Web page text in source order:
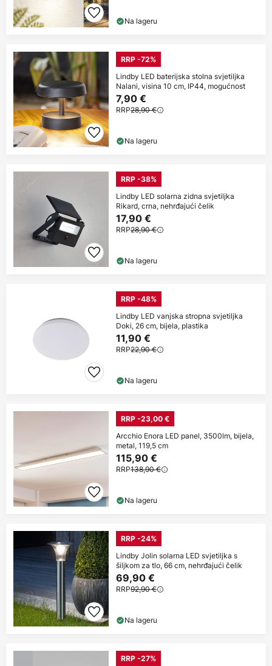
Na lageru
RRP -72%
Lindby LED baterijska stolna svjetiljka
Nalani, visina 10 cm, IP44, mogućnost
7,90 €
RRP28,90 €
Na lageru
RRP -38%
Lindby LED solarna zidna svjetiljka
Rikard, crna, nehrđajući čelik
17,90 €
RRP28,90 €
Na lageru
RRP -48%
Lindby LED vanjska stropna svjetiljka
Doki, 26 cm, bijela, plastika
11,90 €
RRP22,90 €
Na lageru
RRP -23,00 €
Arcchio Enora LED panel, 3500lm, bijela,
metal, 119,5 cm
115,90 €
RRP138,90 €
Na lageru
RRP -24%
Lindby Jolin solarna LED svjetiljka s
šiljkom za tlo, 66 cm, nehrđajući čelik
69,90 €
RRP92,90 €
Na lageru
RRP -27%